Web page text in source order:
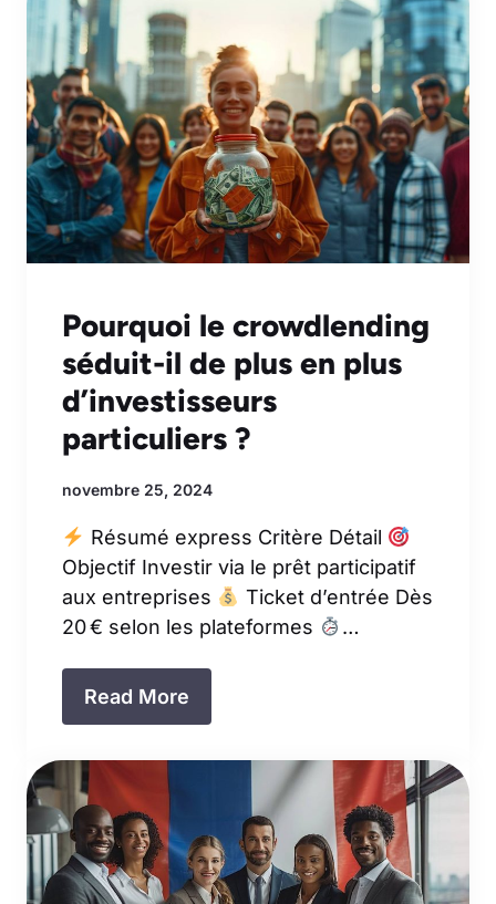
Pourquoi le crowdlending
séduit-il de plus en plus
d’investisseurs
particuliers ?
novembre 25, 2024
Résumé express Critère Détail
Objectif Investir via le prêt participatif
aux entreprises
Ticket d’entrée Dès
20 € selon les plateformes
…
Read More